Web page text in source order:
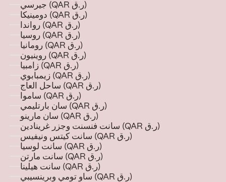
جيرسي (QAR ر.ق)
دومينيكا (QAR ر.ق)
رواندا (QAR ر.ق)
روسيا (QAR ر.ق)
رومانيا (QAR ر.ق)
روينيون (QAR ر.ق)
زامبيا (QAR ر.ق)
زيمبابوي (QAR ر.ق)
ساحل العاج (QAR ر.ق)
ساموا (QAR ر.ق)
سان بارتليمي (QAR ر.ق)
سان مارينو (QAR ر.ق)
سانت فنسنت وجزر غرينادين (QAR ر.ق)
سانت كيتس ونيفيس (QAR ر.ق)
سانت لوسيا (QAR ر.ق)
سانت مارتن (QAR ر.ق)
سانت هيلينا (QAR ر.ق)
ساو تومي وبرينسيبي (QAR ر.ق)